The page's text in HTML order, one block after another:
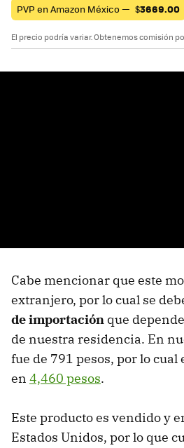
PVP en Amazon México — $3669.00
El precio podría variar. Obtenemos comisión
Cabe mencionar que este
extranjero, por lo cual se
de importación que
de nuestra residencia. En
fue de 791 pesos, por lo cual
en 4,460 pesos.
Este producto es vendido y
Estados Unidos, por lo que